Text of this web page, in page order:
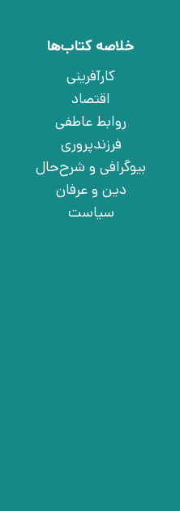
خلاصه کتاب‌ها
کارآفرینی
اقتصاد
روابط عاطفی
فرزندپروری
بیوگرافی و شرح‌حال
دین و عرفان
سیاست